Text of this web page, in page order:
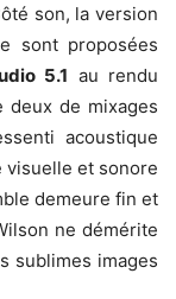
son, la version
sont proposées
5.1 au rendu
deux de mixages
acoustique
visuelle et sonore
demeure fin et
ne démérite
sublimes images